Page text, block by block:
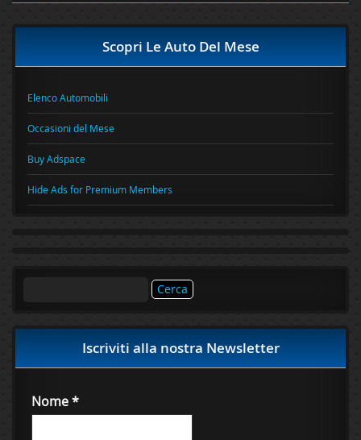
Scopri Le Auto Del Mese
Elenco Automobili
Occasioni del Mese
Buy Adspace
Hide Ads for Premium Members
Iscriviti alla nostra Newsletter
Nome*